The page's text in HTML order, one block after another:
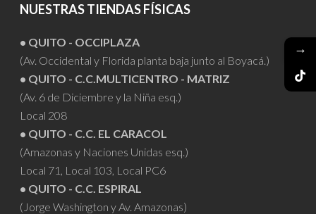
NUESTRAS TIENDAS FÍSICAS
• QUITO - OCCIPLAZA
(Av. Occidental y Florida planta baja junto al Boyacá.)
• QUITO - C.C.MULTICENTRO - MATRIZ
(Av. 6 de Diciembre y la Niña esq.)
Local 208
• QUITO - C.C. EL CARACOL
(Amazonas y Naciones Unidas esq.)
Local 71, Local 103, Local PC6
• QUITO - C.C. ESPIRAL
(Jorge Washington y Av. Amazonas)
→